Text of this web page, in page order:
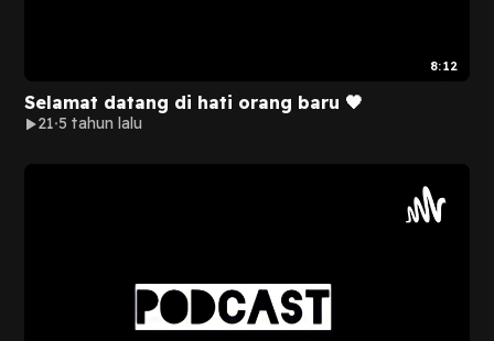
8:12
Selamat datang di hati orang baru 🖤
21 5 tahun lalu